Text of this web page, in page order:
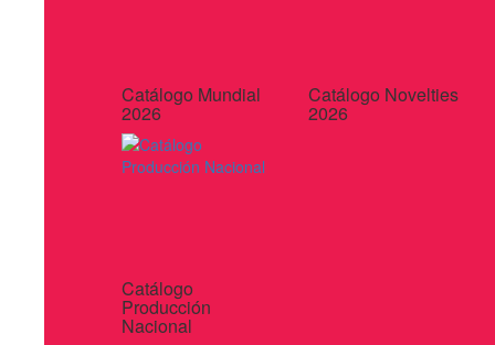
Catálogo Mundial
2026
Catálogo Novelties
2026
Catálogo
Producción
Nacional